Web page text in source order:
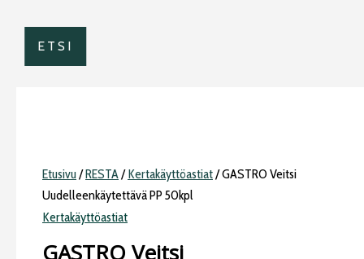
Etusivu/RESTA /Kertakäyttöastiat/ GASTRO Veitsi
Uudelleenkäytettävä PP 50kpl
Kertakäyttöastiat
GASTRO Veitsi
ETSI